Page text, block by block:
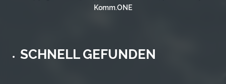
Komm.ONE
SCHNELL GEFUNDEN